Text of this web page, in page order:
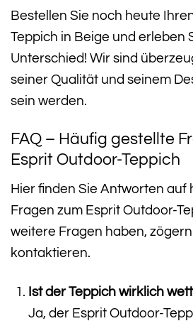
Bestellen Sie noch heute
Teppich in Beige und erleben
Unterschied! Wir sind
seiner Qualität und seinem
sein werden.
FAQ – Häufig gestellte
Esprit Outdoor-Teppich
Hier finden Sie Antworten auf
Fragen zum Esprit Outdoor-
weitere Fragen haben,
kontaktieren.
Ist der Teppich wirklich
Ja, der Esprit Outdoor-